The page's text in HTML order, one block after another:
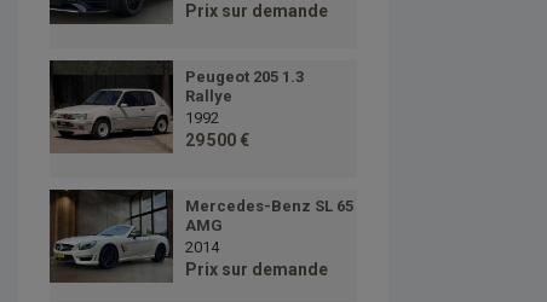
Prix sur demande
Peugeot 205 1.3
Rallye
1992
29 500 €
Mercedes-Benz SL 65
AMG
2014
Prix sur demande